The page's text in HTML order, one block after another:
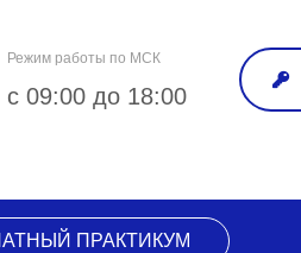
Режим работы по МСК
с 09:00 до 18:00
ПРАКТИКУМ